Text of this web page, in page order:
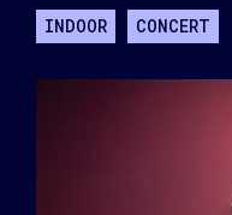
INDOOR CONCERT